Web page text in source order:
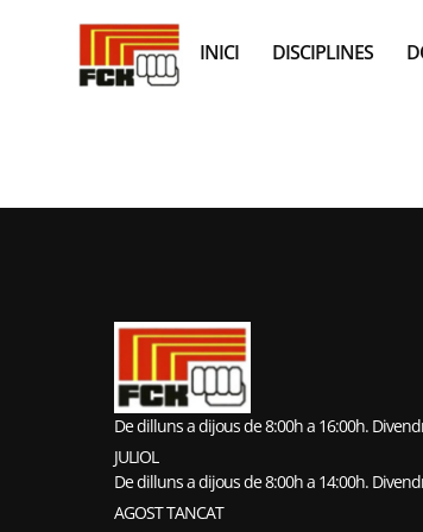
INICI DISCIPLINES
De dilluns a dijous de 8:00h a 16:00h.
JULIOL
De dilluns a dijous de 8:00h a 14:00h.
AGOST TANCAT